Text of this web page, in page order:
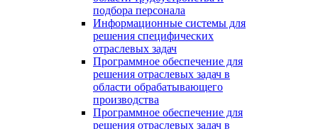
подбора персонала
Информационные системы для
решения специфических
отраслевых задач
Программное обеспечение для
решения отраслевых задач в
области обрабатывающего
производства
Программное обеспечение для
решения отраслевых задач в